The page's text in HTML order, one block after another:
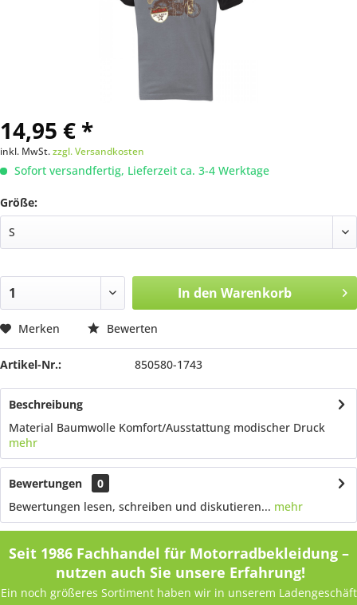
14,95 € *
inkl. MwSt.zzgl. Versandkosten
Sofort versandfertig, Lieferzeit ca. 3-4 Werktage
Größe:
In den Warenkorb
Merken Bewerten
Artikel-Nr.: 850580-1743
Beschreibung
Material Baumwolle Komfort/Ausstattung modischer Druck
mehr
Bewertungen
0
Bewertungen lesen, schreiben und diskutieren... mehr
Seit 1986 Fachhandel für Motorradbekleidung –
nutzen auch Sie unsere Erfahrung!
Ein noch größeres Sortiment haben wir in unserem Ladengeschäft